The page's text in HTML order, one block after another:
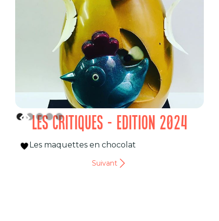
LES CRITIQUES - EDITION 2024
Les maquettes en chocolat
Suivant